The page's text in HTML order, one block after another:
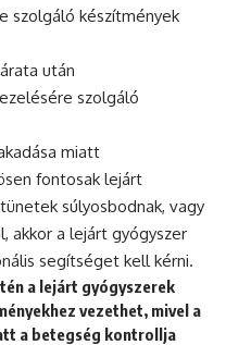
szolgáló készítmények
után
szolgáló
miatt
fontosak lejárt
súlyosbodnak, vagy
akkor a lejárt gyógyszer
segítséget kell kérni.
a lejárt gyógyszerek
vezethet, mivel a
a betegség kontrollja